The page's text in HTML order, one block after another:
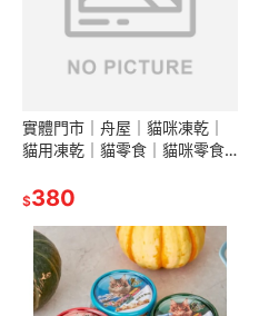
實體門市｜舟屋｜貓咪凍乾｜
貓用凍乾｜貓零食｜貓咪零食
｜御天犬｜初物｜貓凍乾｜翔
$380